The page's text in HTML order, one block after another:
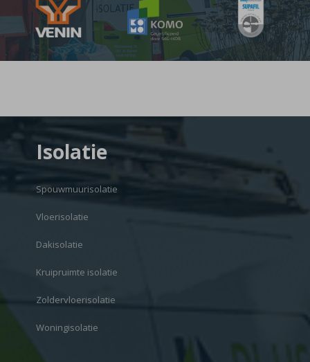
Isolatie
Spouwmuurisolatie
Vloerisolatie
Dakisolatie
Kruipruimte isolatie
Zoldervloerisolatie
Woningisolatie